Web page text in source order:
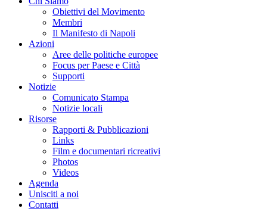
Obiettivi del Movimento
Membri
Il Manifesto di Napoli
Azioni
Aree delle politiche europee
Focus per Paese e Città
Supporti
Notizie
Comunicato Stampa
Notizie locali
Risorse
Rapporti & Pubblicazioni
Links
Film e documentari ricreativi
Photos
Videos
Agenda
Unisciti a noi
Contatti